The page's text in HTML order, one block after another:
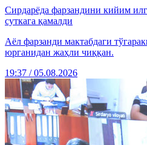
Сирдарёда фарзандини кийим
суткага қамалди
Аёл фарзанди мактабдаги
юрганидан жаҳли чиққан.
19:37 / 05.08.2026